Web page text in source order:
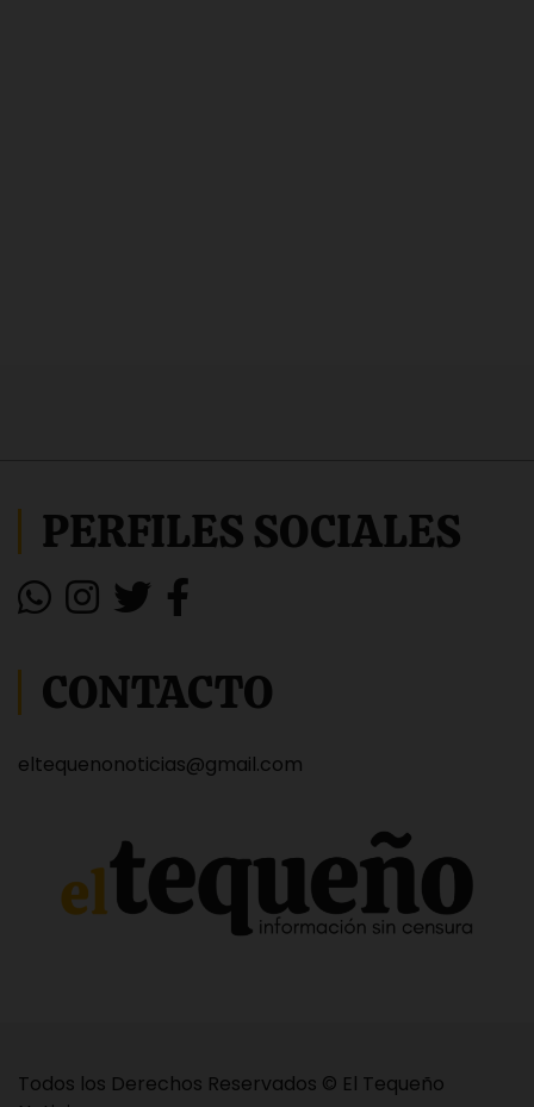
PERFILES SOCIALES
CONTACTO
eltequenonoticias@gmail.com
Todos los Derechos Reservados © El Tequeño